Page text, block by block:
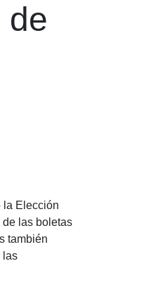
de
la Elección
las boletas
también
las